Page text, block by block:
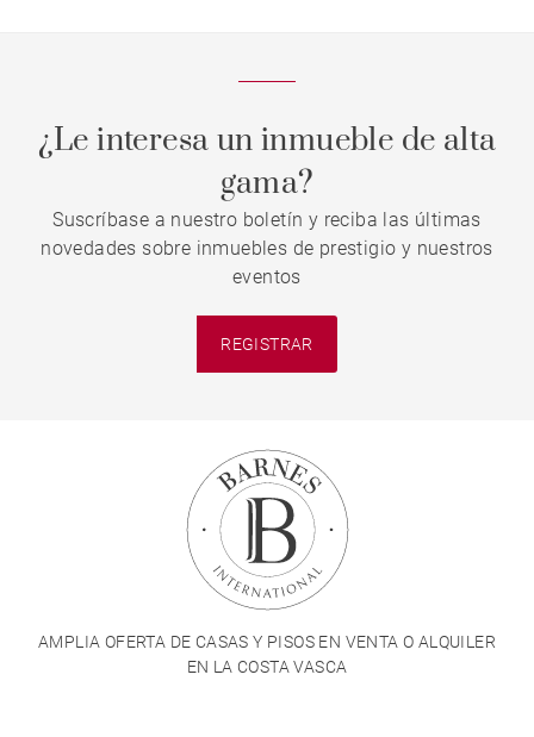
¿Le interesa un inmueble de alta
gama?
Suscríbase a nuestro boletín y reciba las últimas
novedades sobre inmuebles de prestigio y nuestros
eventos
REGISTRAR
AMPLIA OFERTA DE CASAS Y PISOS EN VENTA O ALQUILER
EN LA COSTA VASCA